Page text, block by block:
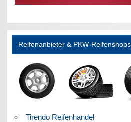
Reifenanbieter & PKW-Reifenshops
Tirendo Reifenhandel